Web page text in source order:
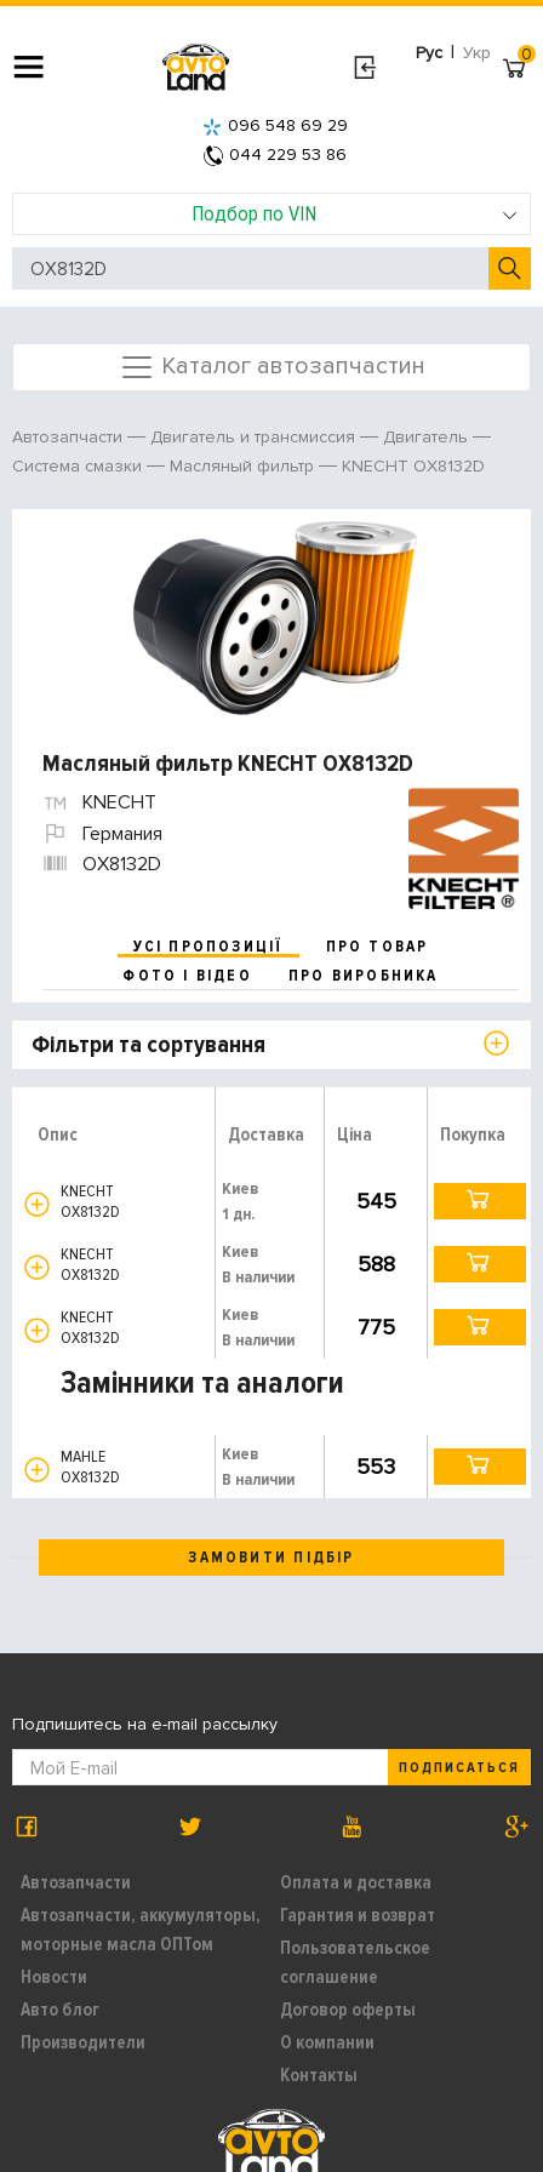
Рус | Укр
Подбор по VIN
096 548 69 29
044 229 53 86
0
Каталог автозапчастин
Автозапчасти Двигатель и трансмиссия
Двигатель
Система смазки
Масляный фильтр KNECHT OX8132D
Масляный фильтр KNECHT OX8132D
KNECHT
Германия
OX8132D
УСІ ПРОПОЗИЦІЇ
ПРО ТОВАР
ФОТО І ВІДЕО
ПРО ВИРОБНИКА
Фільтри та сортування
Опис Доставка Ціна Покупка
KNECHT
OX8132D
Киев
1 дн.
545
KNECHT
OX8132D
Киев
В наличии
588
KNECHT
OX8132D
Киев
В наличии
775
Замінники та аналоги
MAHLE
OX8132D
Киев
В наличии
553
ЗАМОВИТИ ПІДБІР
Автозапчасти
Автозапчасти, аккумуляторы,
моторные масла ОПТом
Новости
Авто блог
Производители
Оплата и доставка
Гарантия и возврат
Пользовательское
соглашение
Договор оферты
О компании
Контакты
Подпишитесь на e-mail рассылку
ПОДПИСАТЬСЯ